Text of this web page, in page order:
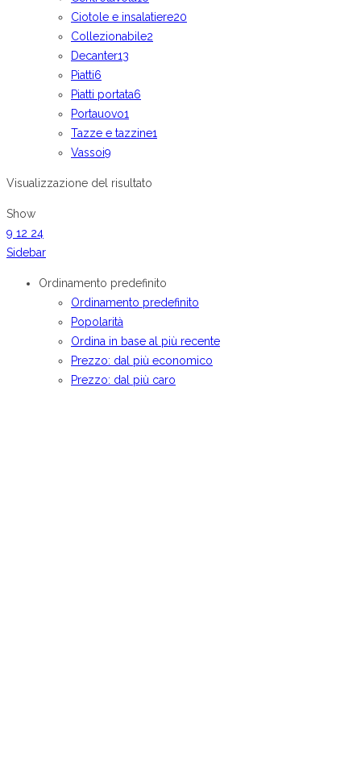
Ciotole e insalatiere20
Collezionabile2
Decanter13
Piatti6
Piatti portata6
Portauovo1
Tazze e tazzine1
Vassoi9
Visualizzazione del risultato
Show
9 12 24
Sidebar
Ordinamento predefinito
Ordinamento predefinito
Popolarità
Ordina in base al più recente
Prezzo: dal più economico
Prezzo: dal più caro